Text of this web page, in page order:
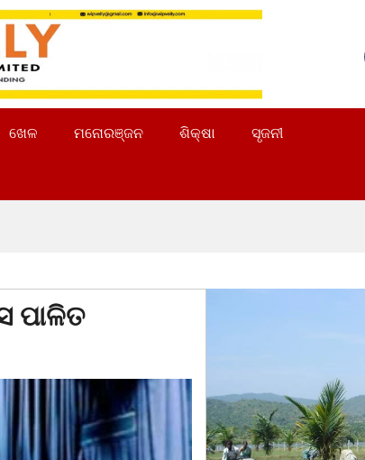
ଖେଳ ମନୋରଞ୍ଜନ ଶିକ୍ଷା ସୃଜନୀ
ପାଳିତ